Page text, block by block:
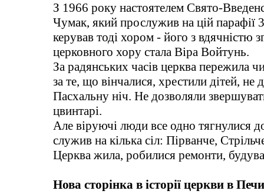
З 1966 року настоятелем Свято-
Чумак, який прослужив на цій парафії
керував тоді хором - його з вдячністю
церковного хору стала Віра Войтунь.
За радянських часів церква пережила
за те, що вінчалися, хрестили дітей,
Пасхальну ніч. Не дозволяли
цвинтарі.
Але віруючі люди все одно тягнулися
служив на кілька сіл: Пірванче,
Церква жила, робилися ремонти,
Нова сторінка в історії церкви в